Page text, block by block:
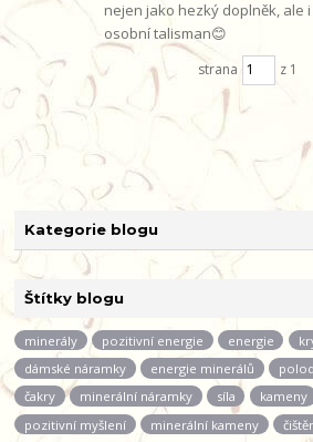
Kategorie blogu
Štítky blogu
minerály pozitivní energie energie
dámské náramky
energie minerálů
čakry
minerální náramky síla kameny
pozitivní myšlení
minerální kameny
nejen jako hezký doplněk, ale
osobní talisman😊
strana z 1